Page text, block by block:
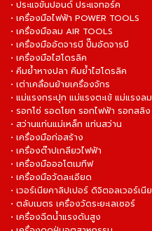
• ประแจขันปอนด์ ประแจทอร์ค
• เครื่องมือไฟฟ้า POWER TOOLS
• เครื่องมือลม AIR TOOLS
• เครื่องมืออัดจารบี ปั๊มอัดจารบี
• เครื่องมือไฮโดรลิค
• คีมย้ำหางปลา คีมย้ำไฮโดรลิค
• เต่าเคลื่อนย้ายเครื่องจักร
• แม่แรงกระปุก แม่แรงตะเข้ แม่แรงลม
• รอกโซ่ รอดโยก รอกไฟฟ้า รอกสลิง
• สว่านแท่นแม่เหล็ก แท่นสว่าน
• เครื่องมือก่อสร้าง
• เครื่องต๊าปเกลียวไฟฟ้า
• เครื่องมือออโตเมทีฟ
• เครื่องมือวัดละเอียด
• เวอร์เนียคาลิปเปอร์ ดิจิตอลเวอร์เนีย
• ตลับเมตร เครื่องวัดระยะเลเซอร์
• เครื่องฉีดน้ำแรงดันสูง